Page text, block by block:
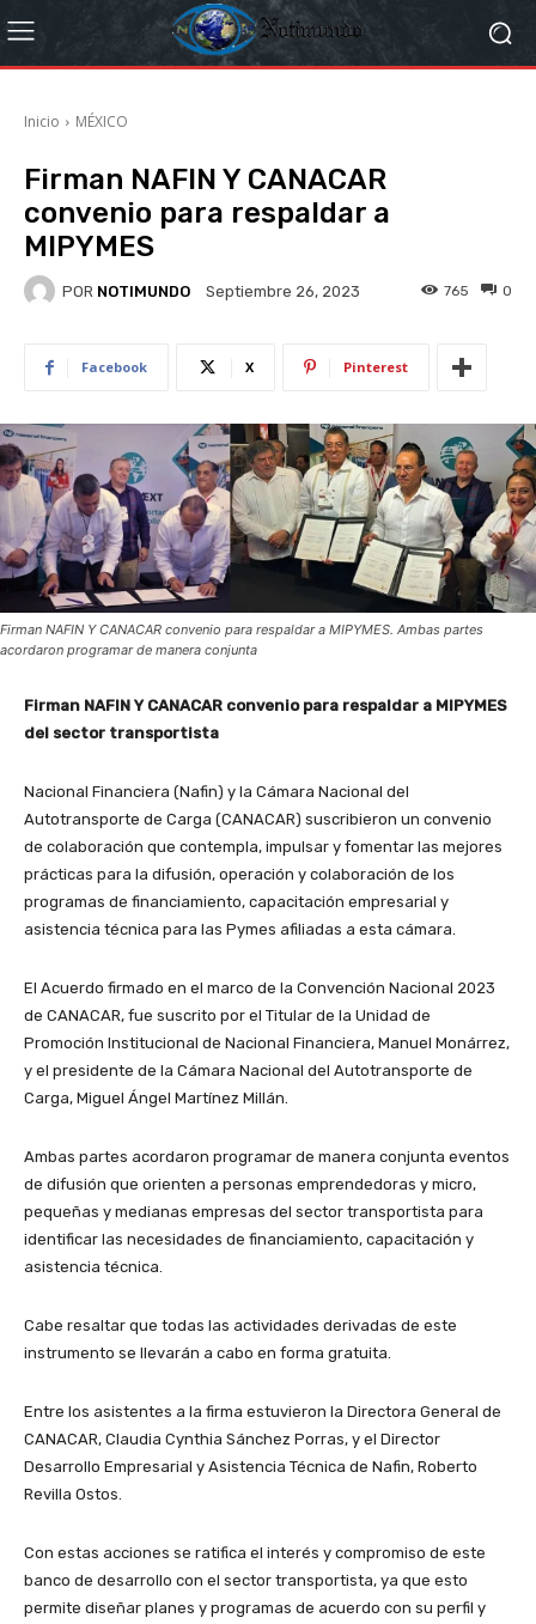
Inicio MÉXICO
Firman NAFIN Y CANACAR
convenio para respaldar a
MIPYMES
POR NOTIMUNDO Septiembre 26, 2023 0
765
Facebook X Pinterest
Firman NAFIN Y CANACAR convenio para respaldar a MIPYMES. Ambas partes
acordaron programar de manera conjunta
Firman NAFIN Y CANACAR convenio para respaldar a MIPYMES
del sector transportista
Nacional Financiera (Nafin) y la Cámara Nacional del
Autotransporte de Carga (CANACAR) suscribieron un convenio
de colaboración que contempla, impulsar y fomentar las mejores
prácticas para la difusión, operación y colaboración de los
programas de financiamiento, capacitación empresarial y
asistencia técnica para las Pymes afiliadas a esta cámara.
El Acuerdo firmado en el marco de la Convención Nacional 2023
de CANACAR, fue suscrito por el Titular de la Unidad de
Promoción Institucional de Nacional Financiera, Manuel Monárrez,
y el presidente de la Cámara Nacional del Autotransporte de
Carga, Miguel Ángel Martínez Millán.
Ambas partes acordaron programar de manera conjunta eventos
de difusión que orienten a personas emprendedoras y micro,
pequeñas y medianas empresas del sector transportista para
identificar las necesidades de financiamiento, capacitación y
asistencia técnica.
Cabe resaltar que todas las actividades derivadas de este
instrumento se llevarán a cabo en forma gratuita.
Entre los asistentes a la firma estuvieron la Directora General de
CANACAR, Claudia Cynthia Sánchez Porras, y el Director
Desarrollo Empresarial y Asistencia Técnica de Nafin, Roberto
Revilla Ostos.
Con estas acciones se ratifica el interés y compromiso de este
banco de desarrollo con el sector transportista, ya que esto
permite diseñar planes y programas de acuerdo con su perfil y